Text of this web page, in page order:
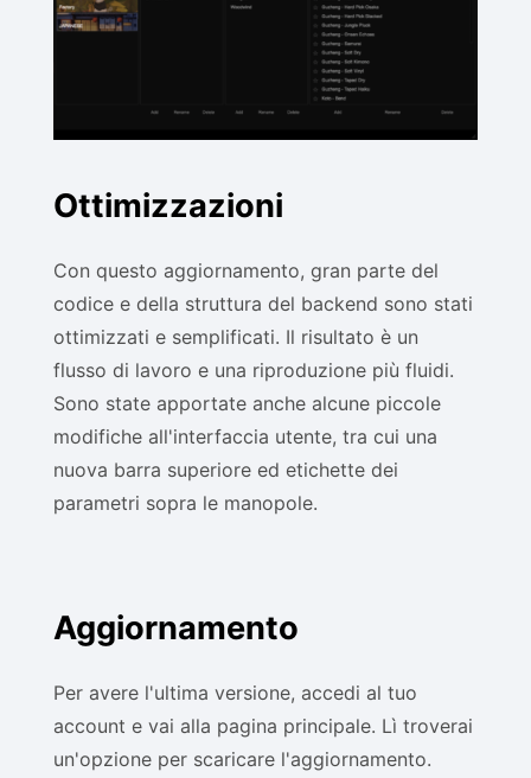
Ottimizzazioni
Con questo aggiornamento, gran parte del
codice e della struttura del backend sono stati
ottimizzati e semplificati. Il risultato è un
flusso di lavoro e una riproduzione più fluidi.
Sono state apportate anche alcune piccole
modifiche all'interfaccia utente, tra cui una
nuova barra superiore ed etichette dei
parametri sopra le manopole.
Aggiornamento
Per avere l'ultima versione, accedi al tuo
account e vai alla pagina principale. Lì troverai
un'opzione per scaricare l'aggiornamento.